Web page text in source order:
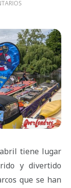
tiene lugar
y divertido
que se han